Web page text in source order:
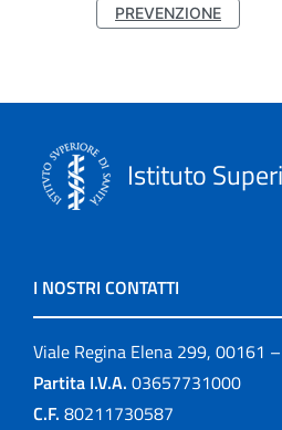
PREVENZIONE
Istituto
I NOSTRI CONTATTI
Viale Regina Elena 299, 00161
Partita I.V.A. 03657731000
C.F. 80211730587